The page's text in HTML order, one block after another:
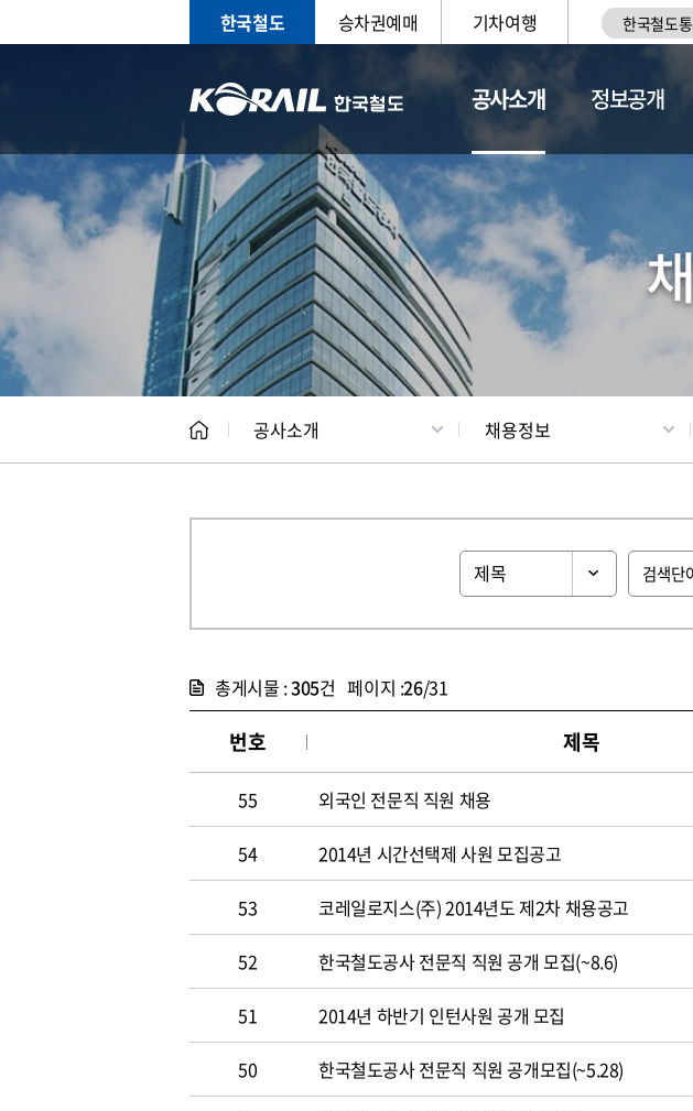
한국철도 승차권예매 기차여행 한국철도
공사소개
CEO 일반현황
정보공개
공사소개 채용정보
총게시물 :305건 페이지 :26/31
번호 제목
55 외국인 전문직 직원 채용
54 2014년 시간선택제 사원 모집공고
53 코레일로지스(주) 2014년도 제2차 채용공고
52 한국철도공사 전문직 직원 공개 모집(~8.6)
51 2014년 하반기 인턴사원 공개 모집
50 한국철도공사 전문직 직원 공개모집(~5.28)